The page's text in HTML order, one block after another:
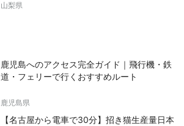
山梨県
鹿児島へのアクセス完全ガイド｜飛行機・鉄
道・フェリーで行くおすすめルート
鹿児島県
【名古屋から電車で30分】招き猫生産量日本